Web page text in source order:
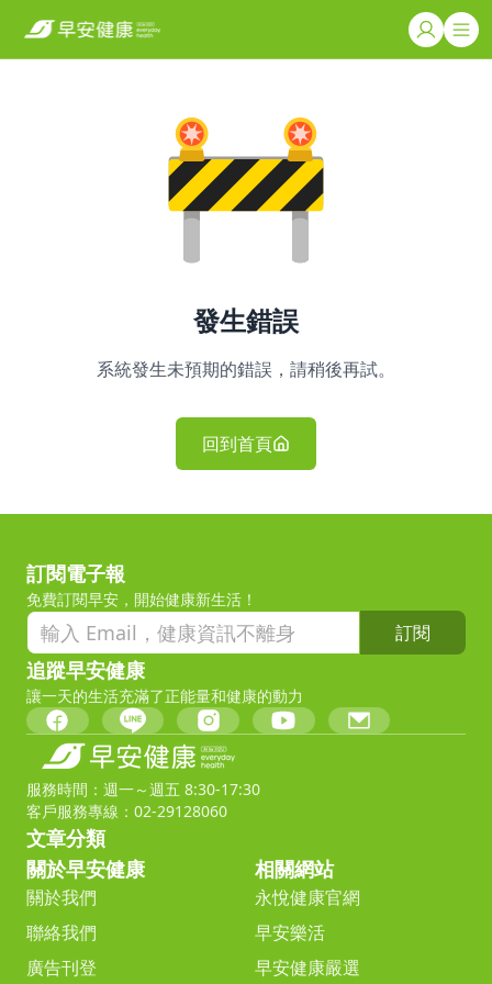
發生錯誤
系統發生未預期的錯誤，請稍後再試。
回到首頁
訂閱電子報
免費訂閱早安，開始健康新生活！
訂閱
追蹤早安健康
讓一天的生活充滿了正能量和健康的動力
服務時間：週一～週五 8:30-17:30
客戶服務專線：02-29128060
文章分類
關於早安健康
關於我們
聯絡我們
廣告刊登
相關網站
永悅健康官網
早安樂活
早安健康嚴選